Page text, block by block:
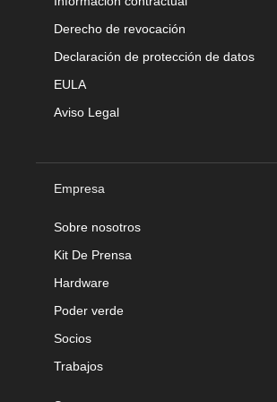
Derecho de revocación
Declaración de protección de datos
EULA
Aviso Legal
Empresa
Sobre nosotros
Kit De Prensa
Hardware
Poder verde
Socios
Trabajos